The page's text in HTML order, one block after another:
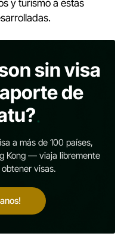
y turismo a estas
sin visa
de
a más de 100 países,
Kong — viaja libremente
visas.